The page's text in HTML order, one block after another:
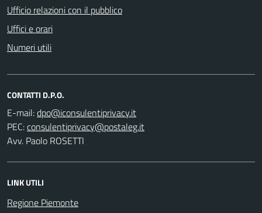
Ufficio relazioni con il pubblico
Uffici e orari
Numeri utili
CONTATTI D.P.O.
E-mail:
PEC:
Avv. Paolo ROSETTI
LINK UTILI
Regione Piemonte